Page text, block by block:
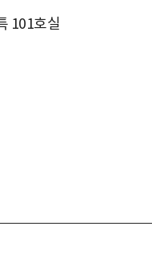
101호실